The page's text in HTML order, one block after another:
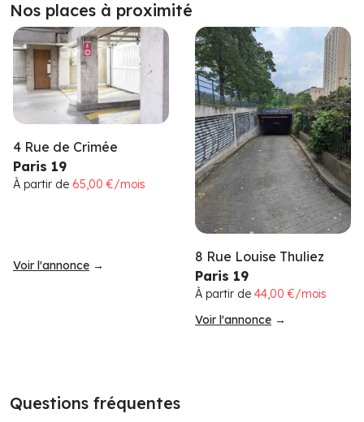
Nos places à proximité
4 Rue de Crimée
Paris 19
À partir de 65,00 €/mois
Voir l'annonce →
8 Rue Louise Thuliez
Paris 19
À partir de 44,00 €/mois
Voir l'annonce →
Questions fréquentes